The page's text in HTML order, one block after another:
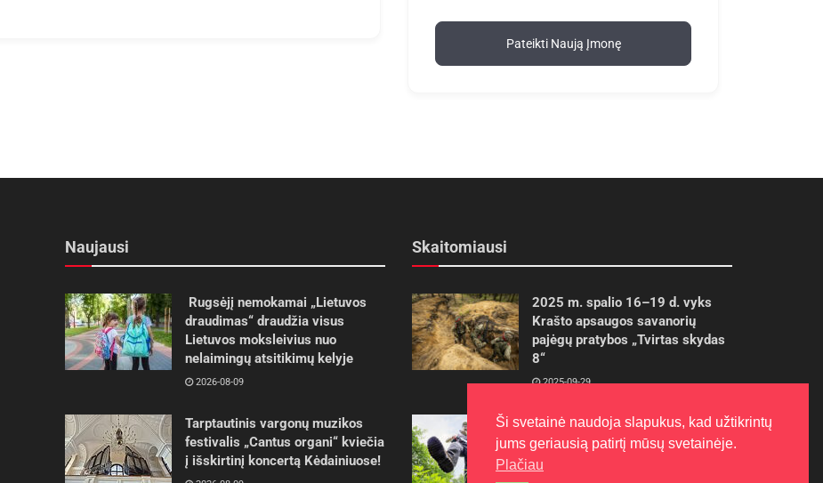
Pateikti Naują Įmonę
Naujausi
Rugsėjį nemokamai „Lietuvos
draudimas“ draudžia visus
Lietuvos moksleivius nuo
nelaimingų atsitikimų kelyje
2026-08-09
Tarptautinis vargonų muzikos
festivalis „Cantus organi“ kviečia
į išskirtinį koncertą Kėdainiuose!
Skaitomiausi
2025 m. spalio 16–19 d. vyks
Krašto apsaugos savanorių
pajėgų pratybos „Tvirtas skydas
8“
2025-09-29
Gudrybės, kad trimerio pjovimo
valas tarnautų ilgiau
2022-06-27
Ši svetainė naudoja slapukus, kad užtikrintų
jums geriausią patirtį mūsų svetainėje.
Plačiau